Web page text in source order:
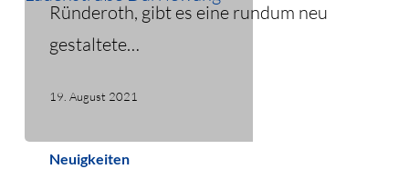
Ründeroth, gibt es eine rundum neu
gestaltete…
19. August 2021
31.05.2021
Neuigkeiten